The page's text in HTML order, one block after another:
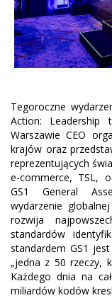
Tegoroczne
Action: Leadership
Warszawie CEO
krajów oraz
reprezentujących
e-commerce, TSL,
GS1 General
wydarzenie
rozwija
standardów
standardem GS1
„jedna z 50 rzeczy,
Każdego dnia na
miliardów kodów